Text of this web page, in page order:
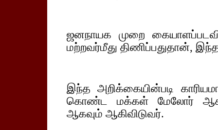
ஜனநாயக முறை
மற்றவர்மீது திணிப்பதுதான்,
இந்த அறிக்கையின்படி
கொண்ட மக்கள் மேலோர்
ஆகவும் ஆகிவிடுவர்.